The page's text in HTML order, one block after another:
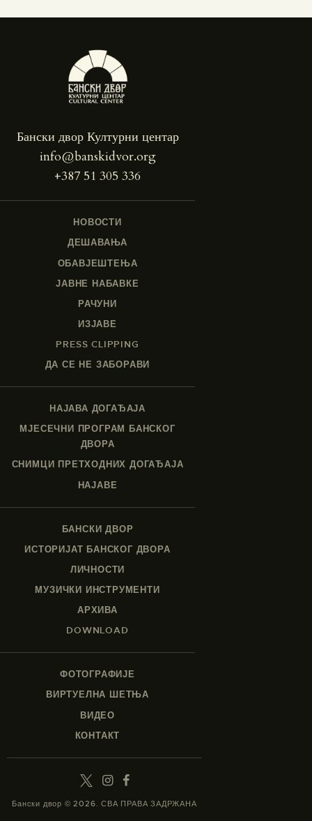
Бански двор Културни центар
info@banskidvor.org
+387 51 305 336
НОВОСТИ
ДЕШАВАЊА
ОБАВЈЕШТЕЊА
ЈАВНЕ НАБАВКЕ
РАЧУНИ
ИЗЈАВЕ
PRESS CLIPPING
ДА СЕ НЕ ЗАБОРАВИ
НАЈАВА ДОГАЂАЈА
МЈЕСЕЧНИ ПРОГРАМ БАНСКОГ
ДВОРА
СНИМЦИ ПРЕТХОДНИХ ДОГАЂАЈА
НАЈАВЕ
БАНСКИ ДВОР
ИСТОРИЈАТ БАНСКОГ ДВОРА
ЛИЧНОСТИ
МУЗИЧКИ ИНСТРУМЕНТИ
АРХИВА
DOWNLOAD
ФОТОГРАФИЈЕ
ВИРТУЕЛНА ШЕТЊА
ВИДЕО
КОНТАКТ
Бански двор © 2026. СВА ПРАВА ЗАДРЖАНА